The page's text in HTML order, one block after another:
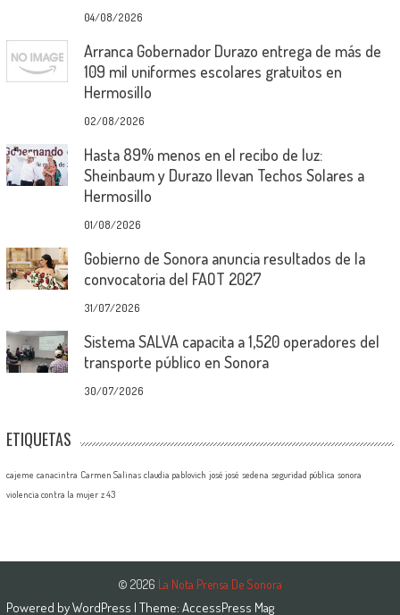
04/08/2026
Arranca Gobernador Durazo entrega de más de
109 mil uniformes escolares gratuitos en
Hermosillo
02/08/2026
Hasta 89% menos en el recibo de luz:
Sheinbaum y Durazo llevan Techos Solares a
Hermosillo
01/08/2026
Gobierno de Sonora anuncia resultados de la
convocatoria del FAOT 2027
31/07/2026
Sistema SALVA capacita a 1,520 operadores del
transporte público en Sonora
30/07/2026
ETIQUETAS
cajeme canacintra Carmen Salinas claudia pablovich josé josé sedena seguridad pública sonora
violencia contra la mujer z 43
© 2026 La Nota Prensa De Sonora
Powered byWordPress | Theme: AccessPress Mag